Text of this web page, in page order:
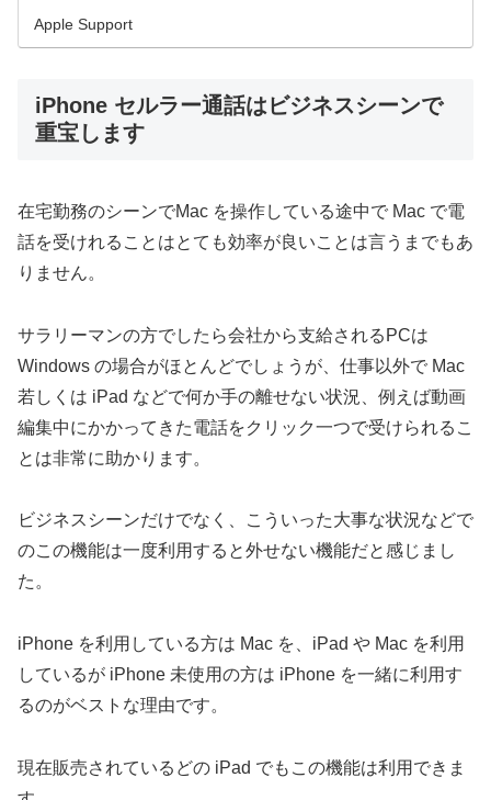
Apple Support
iPhone セルラー通話はビジネスシーンで
重宝します
在宅勤務のシーンでMac を操作している途中で Mac で電
話を受けれることはとても効率が良いことは言うまでもあ
りません。
サラリーマンの方でしたら会社から支給されるPCは
Windows の場合がほとんどでしょうが、仕事以外で Mac
若しくは iPad などで何か手の離せない状況、例えば動画
編集中にかかってきた電話をクリック一つで受けられるこ
とは非常に助かります。
ビジネスシーンだけでなく、こういった大事な状況などで
のこの機能は一度利用すると外せない機能だと感じまし
た。
iPhone を利用している方は Mac を、iPad や Mac を利用
しているが iPhone 未使用の方は iPhone を一緒に利用す
るのがベストな理由です。
現在販売されているどの iPad でもこの機能は利用できま